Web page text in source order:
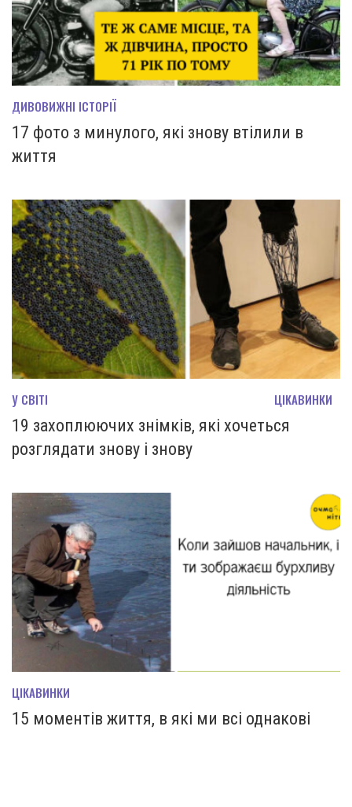
ДИВОВИЖНІ ІСТОРІЇ
17 фото з минулого, які знову втілили в
життя
У СВІТІ ЦІКАВИНКИ
19 захоплюючих знімків, які хочеться
розглядати знову і знову
ЦІКАВИНКИ
15 моментів життя, в які ми всі однакові